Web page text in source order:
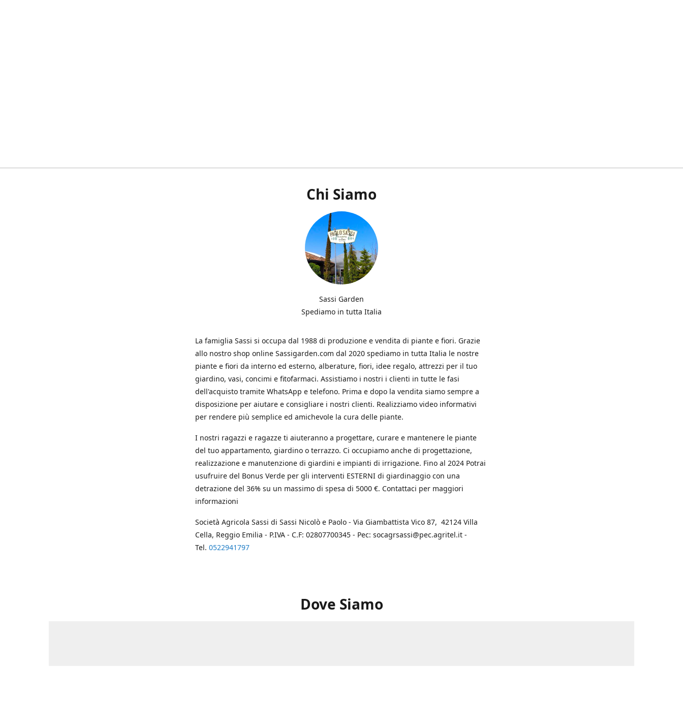
Chi Siamo
Sassi Garden
Spediamo in tutta Italia
La famiglia Sassi si occupa dal 1988 di produzione e vendita di piante e fiori. Grazie
allo nostro shop online Sassigarden.com dal 2020 spediamo in tutta Italia le nostre
piante e fiori da interno ed esterno, alberature, fiori, idee regalo, attrezzi per il tuo
giardino, vasi, concimi e fitofarmaci. Assistiamo i nostri i clienti in tutte le fasi
dell'acquisto tramite WhatsApp e telefono. Prima e dopo la vendita siamo sempre a
disposizione per aiutare e consigliare i nostri clienti. Realizziamo video informativi
per rendere più semplice ed amichevole la cura delle piante.
I nostri ragazzi e ragazze ti aiuteranno a progettare, curare e mantenere le piante
del tuo appartamento, giardino o terrazzo. Ci occupiamo anche di progettazione,
realizzazione e manutenzione di giardini e impianti di irrigazione. Fino al 2024 Potrai
usufruire del Bonus Verde per gli interventi ESTERNI di giardinaggio con una
detrazione del 36% su un massimo di spesa di 5000 €. Contattaci per maggiori
informazioni
Società Agricola Sassi di Sassi Nicolò e Paolo - Via Giambattista Vico 87, 42124 Villa
Cella, Reggio Emilia - P.IVA - C.F: 02807700345 - Pec: socagrsassi@pec.agritel.it -
Tel. 0522941797
Dove Siamo